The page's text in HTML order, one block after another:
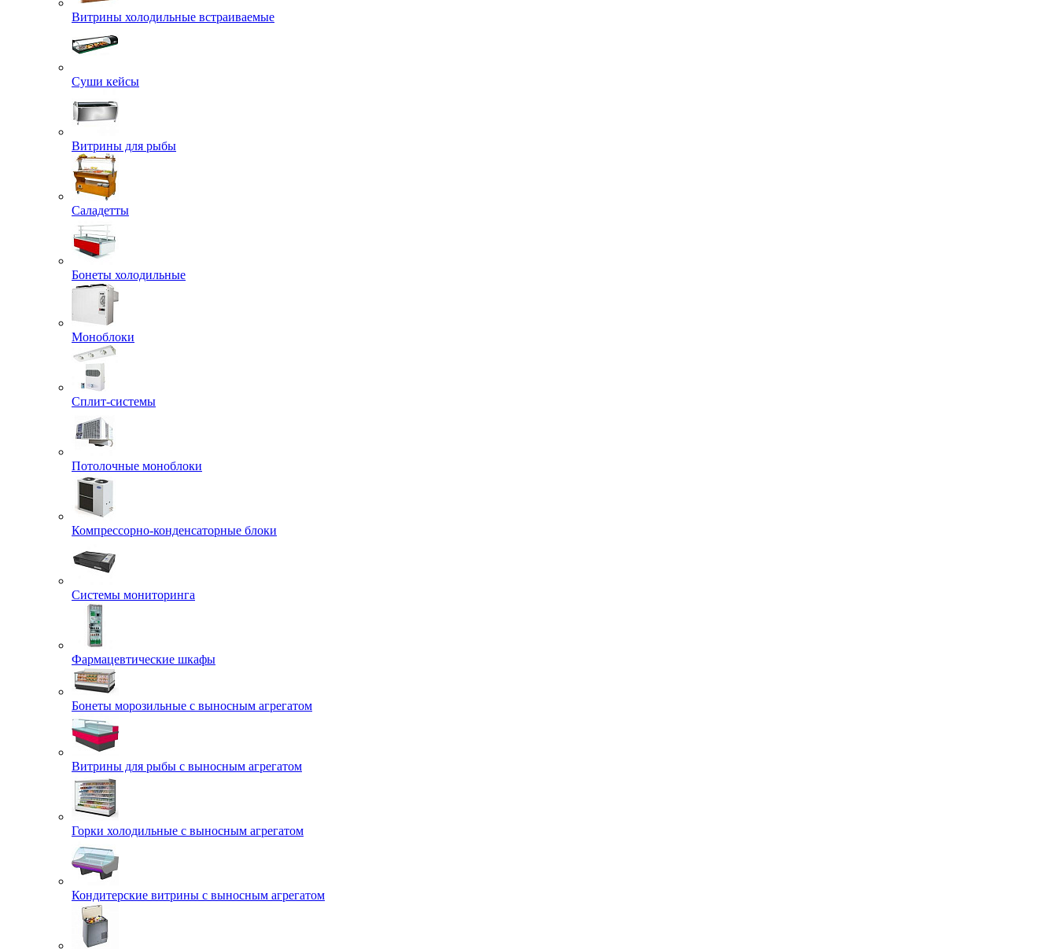
Витрины холодильные встраиваемые
Суши кейсы
Витрины для рыбы
Саладетты
Бонеты холодильные
Моноблоки
Сплит-системы
Потолочные моноблоки
Компрессорно-конденсаторные блоки
Системы мониторинга
Фармацевтические шкафы
Бонеты морозильные с выносным агрегатом
Витрины для рыбы с выносным агрегатом
Горки холодильные с выносным агрегатом
Кондитерские витрины с выносным агрегатом